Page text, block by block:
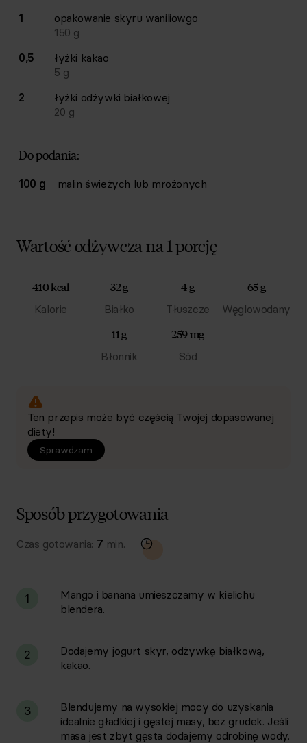
1
opakowanie skyru waniliowgo
150 g
0,5
łyżki kakao
5 g
2
łyżki odżywki białkowej
20 g
Do podania:
100 g malin świeżych lub mrożonych
Wartość odżywcza na 1 porcję
410 kcal
Kalorie
32 g
Białko
4 g
Tłuszcze
65 g
Węglowodany
11 g
Błonnik
259 mg
Sód
Ten przepis może być częścią Twojej dopasowanej
diety!
Sprawdzam
Sposób przygotowania
Czas gotowania: 7 min.
1
Mango i banana umieszczamy w kielichu
blendera.
2
Dodajemy jogurt skyr, odżywkę białkową,
kakao.
3
Blendujemy na wysokiej mocy do uzyskania
idealnie gładkiej i gęstej masy, bez grudek. Jeśli
masa jest zbyt gęsta dodajemy odrobinę wody.